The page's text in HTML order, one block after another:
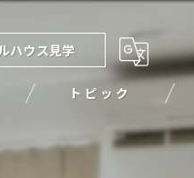
ハウス見学
トピック